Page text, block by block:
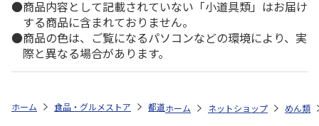
商品内容として記載されていない「小道具類」はお届け
する商品に含まれておりません。
商品の色は、ご覧になるパソコンなどの環境により、実
際と異なる場合があります。
ホーム 食品・グルメストア 都道府県から探す 和歌山県 丸ざる
ホーム ネットショップ めん類